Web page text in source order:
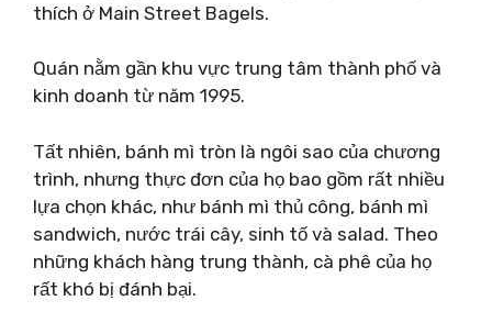
thích ở Main Street Bagels.
Quán nằm gần khu vực trung tâm thành phố và
kinh doanh từ năm 1995.
Tất nhiên, bánh mì tròn là ngôi sao của chương
trình, nhưng thực đơn của họ bao gồm rất nhiều
lựa chọn khác, như bánh mì thủ công, bánh mì
sandwich, nước trái cây, sinh tố và salad. Theo
những khách hàng trung thành, cà phê của họ
rất khó bị đánh bại.